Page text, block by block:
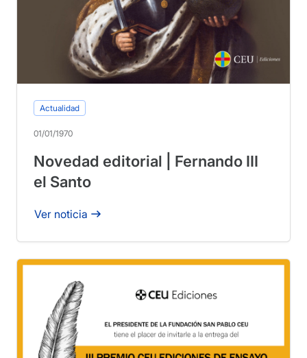
Actualidad
01/01/1970
Novedad editorial | Fernando III
el Santo
Ver noticia